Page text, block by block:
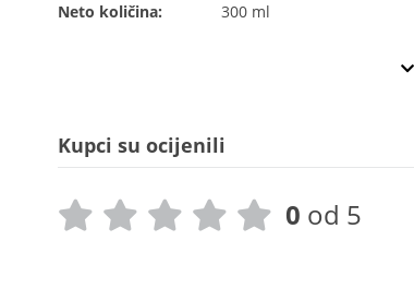
Neto količina:
300 ml
Kupci su ocijenili
0 od 5